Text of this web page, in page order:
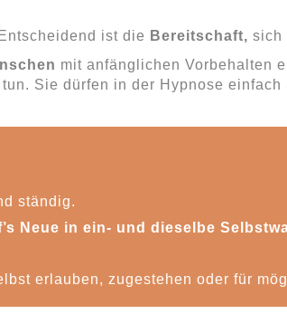
ist die Bereitschaft, sich
mit anfänglichen Vorbehalten
Sie dürfen in der Hypnose einfach
ständig.
Neue in ein- und dieselbe
erlauben, zugestehen oder für